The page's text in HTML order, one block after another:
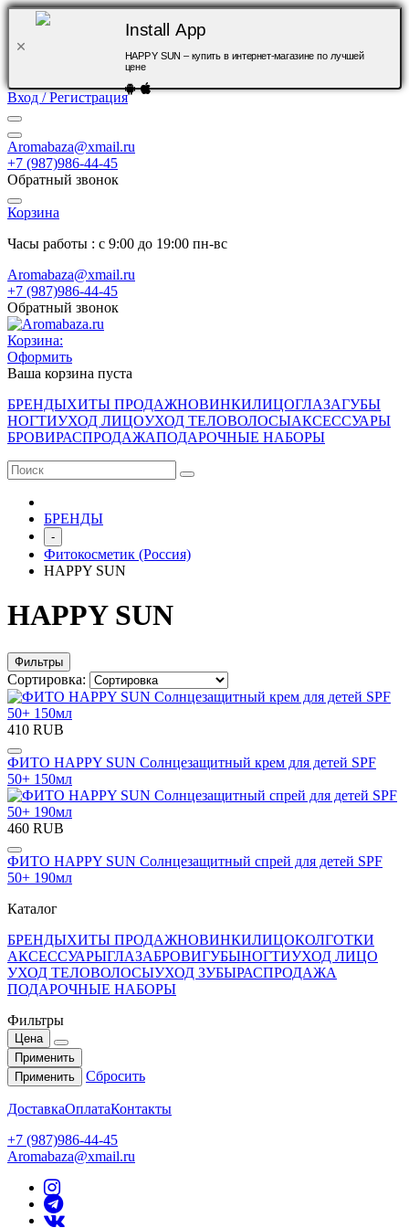
Install App
HAPPY SUN – купить в интернет-магазине по лучшей
цене
Вход / Регистрация
Aromabaza@xmail.ru
+7 (987)986-44-45
Обратный звонок
Корзина
Часы работы : с 9:00 до 19:00 пн-вс
Aromabaza@xmail.ru
+7 (987)986-44-45
Обратный звонок
Корзина:
Оформить
Ваша корзина пуста
БРЕНДЫХИТЫ ПРОДАЖНОВИНКИЛИЦОГЛАЗАГУБЫ
НОГТИУХОД ЛИЦОУХОД ТЕЛОВОЛОСЫАКСЕССУАРЫ
БРОВИРАСПРОДАЖАПОДАРОЧНЫЕ НАБОРЫ
БРЕНДЫ
-
Фитокосметик (Россия)
HAPPY SUN
HAPPY SUN
Фильтры
Сортировка:
410 RUB
ФИТО HAPPY SUN Солнцезащитный крем для детей SPF
50+ 150мл
460 RUB
ФИТО HAPPY SUN Солнцезащитный спрей для детей SPF
50+ 190мл
Каталог
БРЕНДЫХИТЫ ПРОДАЖНОВИНКИЛИЦОКОЛГОТКИ
АКСЕССУАРЫГЛАЗАБРОВИГУБЫНОГТИУХОД ЛИЦО
УХОД ТЕЛОВОЛОСЫУХОД ЗУБЫРАСПРОДАЖА
ПОДАРОЧНЫЕ НАБОРЫ
Фильтры
Цена
Применить
Применить
Сбросить
ДоставкаОплатаКонтакты
+7 (987)986-44-45
Aromabaza@xmail.ru